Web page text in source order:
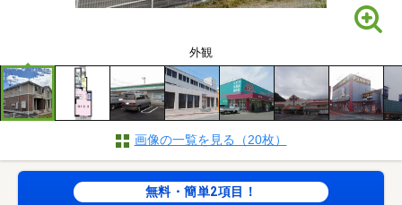
外観
画像の一覧を見る（20枚）
無料・簡単2項目！